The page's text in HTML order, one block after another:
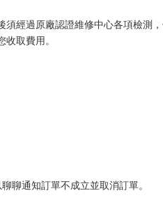
經過原廠認證維修中心各項檢測
取費用。
聊通知訂單不成立並取消訂單。